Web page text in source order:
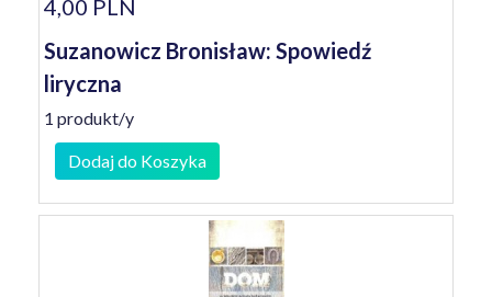
4,00 PLN
Suzanowicz Bronisław: Spowiedź
liryczna
1 produkt/y
Dodaj do Koszyka